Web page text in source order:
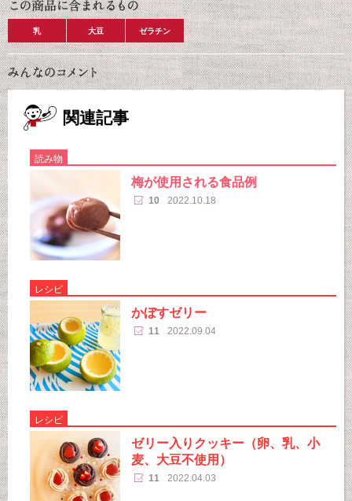
乳 大豆 ゼラチン
関連記事
読み物
梅が使用される食品例
10 2022.10.18
レシピ
かぼすゼリー
11 2022.09.04
レシピ
ゼリー入りクッキー（卵、乳、小
麦、大豆不使用）
11 2022.04.03